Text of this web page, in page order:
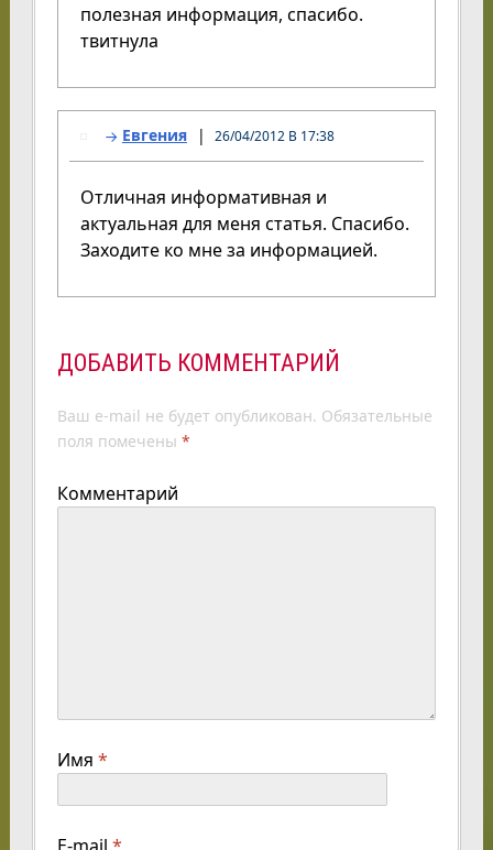
полезная информация, спасибо.
твитнула
Евгения 26/04/2012 В 17:38
Отличная информативная и
актуальная для меня статья. Спасибо.
Заходите ко мне за информацией.
ДОБАВИТЬ КОММЕНТАРИЙ
Ваш e-mail не будет опубликован. Обязательные
поля помечены *
Комментарий
Имя *